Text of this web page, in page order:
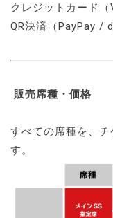
クレジットカード（
QR決済（PayPay / d
販売席種・価格
すべての席種を、
す。